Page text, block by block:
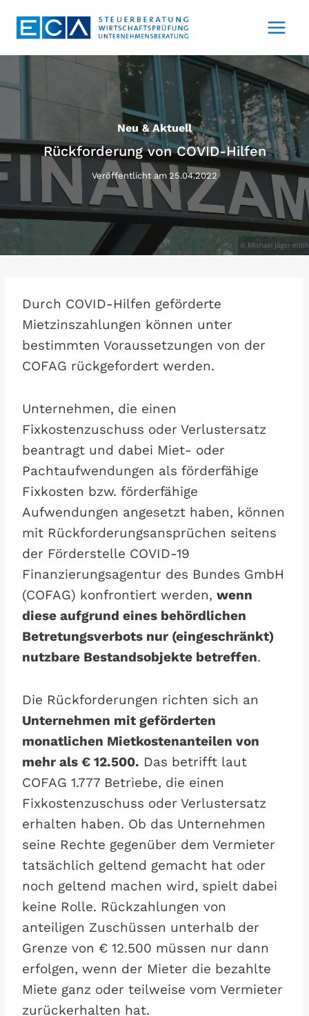
Inhalt
Neu & Aktuell
Rückforderung von COVID-Hilfen
Veröffentlicht am 25.04.2022
Durch COVID-Hilfen geförderte
Mietzinszahlungen können unter
bestimmten Voraussetzungen von der
COFAG rückgefordert werden.
Unternehmen, die einen
Fixkostenzuschuss oder Verlustersatz
beantragt und dabei Miet- oder
Pachtaufwendungen als förderfähige
Fixkosten bzw. förderfähige
Aufwendungen angesetzt haben, können
mit Rückforderungsansprüchen seitens
der Förderstelle COVID-19
Finanzierungsagentur des Bundes GmbH
(COFAG) konfrontiert werden, wenn
diese aufgrund eines behördlichen
Betretungsverbots nur (eingeschränkt)
nutzbare Bestandsobjekte betreffen.
Die Rückforderungen richten sich an
Unternehmen mit geförderten
monatlichen Mietkostenanteilen von
mehr als € 12.500. Das betrifft laut
COFAG 1.777 Betriebe, die einen
Fixkostenzuschuss oder Verlustersatz
erhalten haben. Ob das Unternehmen
seine Rechte gegenüber dem Vermieter
tatsächlich geltend gemacht hat oder
noch geltend machen wird, spielt dabei
keine Rolle. Rückzahlungen von
anteiligen Zuschüssen unterhalb der
Grenze von € 12.500 müssen nur dann
erfolgen, wenn der Mieter die bezahlte
Miete ganz oder teilweise vom Vermieter
zurückerhalten hat.